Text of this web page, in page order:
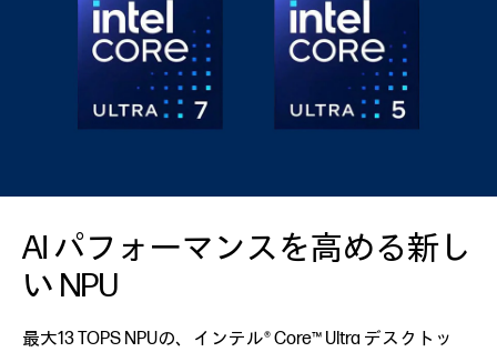
AI パフォーマンスを高める新し
い NPU
最大13 TOPS NPUの、インテル® Core™ Ultra デスクトッ